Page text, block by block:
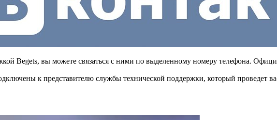
Begets, вы можете связаться с ними по выделенному номеру телефона.
к представителю службы технической поддержки, который проведет